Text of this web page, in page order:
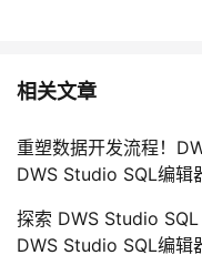
相关文章
重塑数据开发流程！
DWS Studio SQL编辑
探索 DWS Studio
DWS Studio SQL编辑